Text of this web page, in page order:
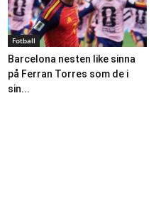
Fotball
Barcelona nesten like sinna
på Ferran Torres som de i
sin...